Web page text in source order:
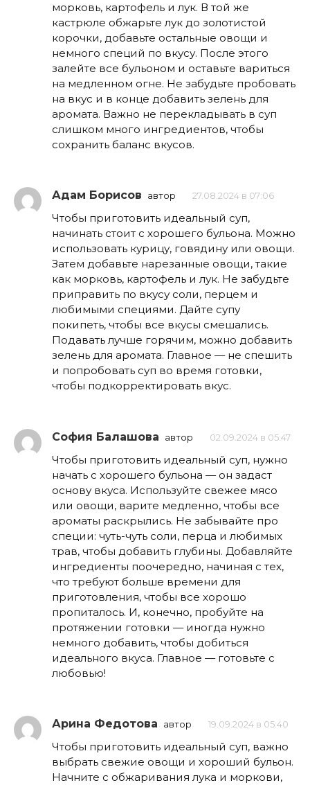
морковь, картофель и лук. В той же
кастрюле обжарьте лук до золотистой
корочки, добавьте остальные овощи и
немного специй по вкусу. После этого
залейте все бульоном и оставьте вариться
на медленном огне. Не забудьте пробовать
на вкус и в конце добавить зелень для
аромата. Важно не перекладывать в суп
слишком много ингредиентов, чтобы
сохранить баланс вкусов.
Адам Борисов автор 27.08.2024 в 07:06
Чтобы приготовить идеальный суп,
начинать стоит с хорошего бульона. Можно
использовать курицу, говядину или овощи.
Затем добавьте нарезанные овощи, такие
как морковь, картофель и лук. Не забудьте
приправить по вкусу соли, перцем и
любимыми специями. Дайте супу
покипеть, чтобы все вкусы смешались.
Подавать лучше горячим, можно добавить
зелень для аромата. Главное — не спешить
и попробовать суп во время готовки,
чтобы подкорректировать вкус.
София Балашова автор 02.09.2024 в 05:47
Чтобы приготовить идеальный суп, нужно
начать с хорошего бульона — он задаст
основу вкуса. Используйте свежее мясо
или овощи, варите медленно, чтобы все
ароматы раскрылись. Не забывайте про
специи: чуть-чуть соли, перца и любимых
трав, чтобы добавить глубины. Добавляйте
ингредиенты поочередно, начиная с тех,
что требуют больше времени для
приготовления, чтобы все хорошо
пропиталось. И, конечно, пробуйте на
протяжении готовки — иногда нужно
немного добавить, чтобы добиться
идеального вкуса. Главное — готовьте с
любовью!
Арина Федотова автор 19.09.2024 в 05:40
Чтобы приготовить идеальный суп, важно
выбрать свежие овощи и хороший бульон.
Начните с обжаривания лука и моркови,